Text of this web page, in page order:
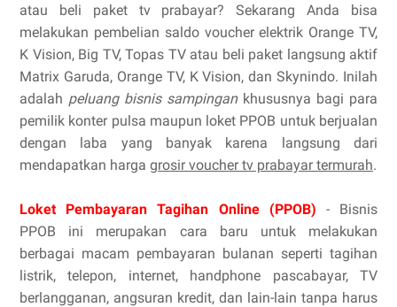
atau beli paket tv prabayar? Sekarang Anda bisa
melakukan pembelian saldo voucher elektrik Orange TV,
K Vision, Big TV, Topas TV atau beli paket langsung aktif
Matrix Garuda, Orange TV, K Vision, dan Skynindo. Inilah
adalah peluang bisnis sampingankhususnya bagi para
pemilik konter pulsa maupun loket PPOB untuk berjualan
dengan laba yang banyak karena langsung dari
mendapatkan harga grosir voucher tv prabayar termurah.
Loket Pembayaran Tagihan Online (PPOB) - Bisnis
PPOB ini merupakan cara baru untuk melakukan
berbagai macam pembayaran bulanan seperti tagihan
listrik, telepon, internet, handphone pascabayar, TV
berlangganan, angsuran kredit, dan lain-lain tanpa harus